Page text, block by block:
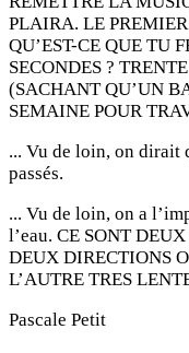
PLAIRA. LE
QU’EST-CE QUE TU
SECONDES ?
(SACHANT QU’UN
SEMAINE POUR
... Vu de loin, on dirait
passés.
... Vu de loin, on a
l’eau. CE SONT
DEUX DIRECTIONS
L’AUTRE TRES
Pascale Petit